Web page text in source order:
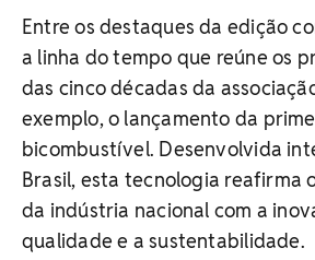
Entre os destaques da edição
a linha do tempo que reúne os
das cinco décadas da
exemplo, o lançamento da
bicombustível. Desenvolvida
Brasil, esta tecnologia reafirma
da indústria nacional com a
qualidade e a sustentabilidade.